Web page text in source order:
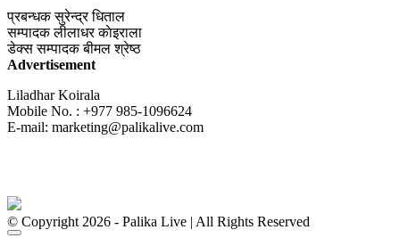
प्रबन्धकसुरेन्द्र धिताल
सम्पादकलीलाधर काेइराला
डेक्स सम्पादकबीमल श्रेष्ठ
Advertisement
Liladhar Koirala
Mobile No. : +977 985-1096624
E-mail: marketing@palikalive.com
© Copyright 2026 - Palika Live | All Rights Reserved